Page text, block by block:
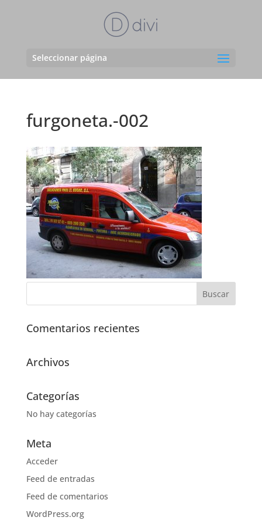
Seleccionar página
furgoneta.-002
Comentarios recientes
Archivos
Categorías
No hay categorías
Meta
Acceder
Feed de entradas
Feed de comentarios
WordPress.org